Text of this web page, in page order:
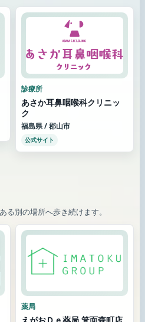
診療所
あさか耳鼻咽喉科クリニッ
ク
福島県 / 郡山市
公式サイト
る別の場所へ歩き続けます。
薬局